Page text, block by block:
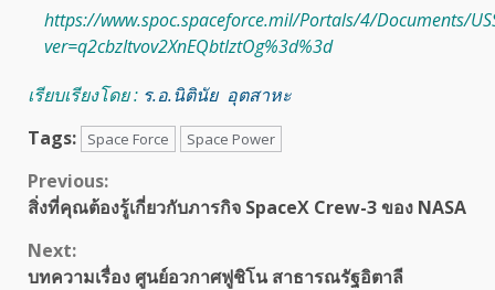
https://www.spoc.spaceforce.mil/Portals/4/Documents/
ver=q2cbzItvov2XnEQbtlztOg%3d%3d
เรียบเรียงโดย : ร.อ.นิตินัย อุตสาหะ
Tags:
Space Force Space Power
Continue
Reading
Previous:
สิ่งที่คุณต้องรู้เกี่ยวกับภารกิจ SpaceX Crew-3 ของ NASA
Next:
บทความเรื่อง ศูนย์อวกาศฟูชิโน สาธารณรัฐอิตาลี